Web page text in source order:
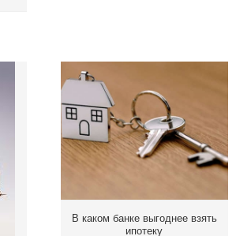
В каком банке выгоднее взять
ипотеку